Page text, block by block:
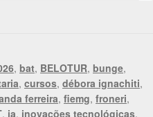
, bat, BELOTUR, bunge,
, cursos, débora ignachiti,
ferreira, fiemg, froneri,
, ia, inovações tecnológicas,